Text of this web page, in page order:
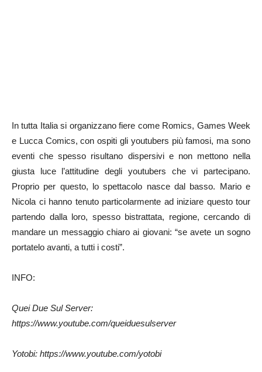
In tutta Italia si organizzano fiere come Romics, Games Week
e Lucca Comics, con ospiti gli youtubers più famosi, ma sono
eventi che spesso risultano dispersivi e non mettono nella
giusta luce l’attitudine degli youtubers che vi partecipano.
Proprio per questo, lo spettacolo nasce dal basso. Mario e
Nicola ci hanno tenuto particolarmente ad iniziare questo tour
partendo dalla loro, spesso bistrattata, regione, cercando di
mandare un messaggio chiaro ai giovani: “se avete un sogno
portatelo avanti, a tutti i costi”.
INFO:
Quei Due Sul Server:
https://www.youtube.com/queiduesulserver
Yotobi: https://www.youtube.com/yotobi